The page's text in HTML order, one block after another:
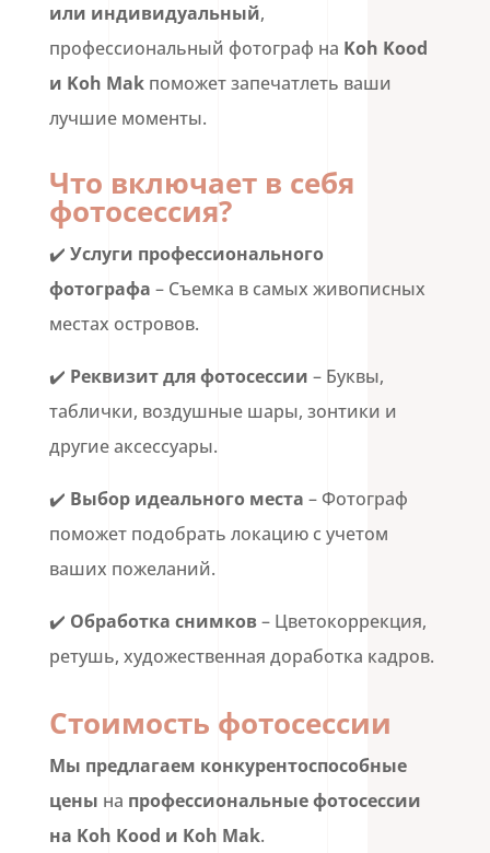
или индивидуальный,
профессиональный фотограф на Koh Kood
и Koh Makпоможет запечатлеть ваши
лучшие моменты.
Что включает в себя
фотосессия?
✔️ Услуги профессионального
фотографа – Съемка в самых живописных
местах островов.
✔️ Реквизит для фотосессии – Буквы,
таблички, воздушные шары, зонтики и
другие аксессуары.
✔️ Выбор идеального места – Фотограф
поможет подобрать локацию с учетом
ваших пожеланий.
✔️ Обработка снимков– Цветокоррекция,
ретушь, художественная доработка кадров.
Стоимость фотосессии
Мы предлагаем конкурентоспособные
цены на профессиональные фотосессии
на Koh Kood и Koh Mak.